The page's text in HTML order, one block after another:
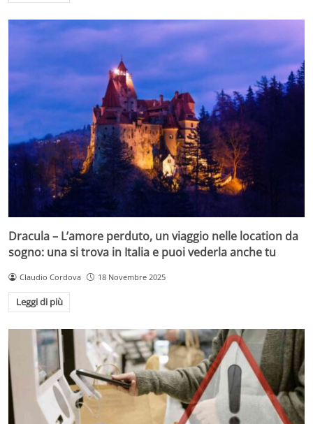
Dracula – L’amore perduto, un viaggio nelle location da
sogno: una si trova in Italia e puoi vederla anche tu
Claudio Cordova 18 Novembre 2025
Leggi di più